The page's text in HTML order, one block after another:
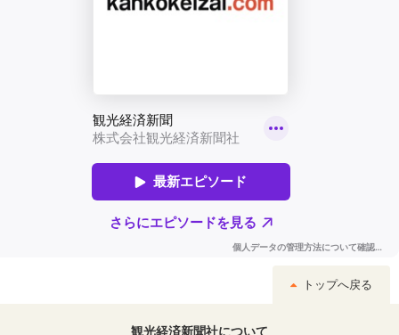
トップへ戻る
観光経済新聞社について